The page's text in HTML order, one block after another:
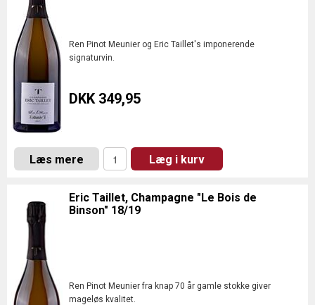
Ren Pinot Meunier og Eric Taillet's imponerende
signaturvin.
DKK 349,95
Læs mere Læg i kurv
Eric Taillet, Champagne "Le Bois de
Binson" 18/19
Ren Pinot Meunier fra knap 70 år gamle stokke giver
mageløs kvalitet.